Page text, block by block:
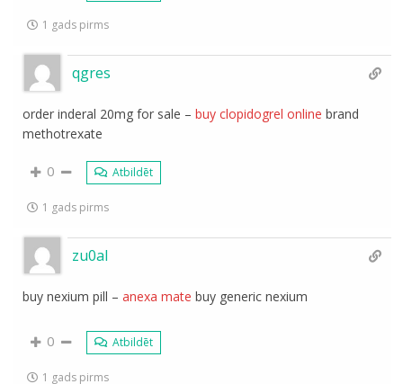
1 gads pirms
qgres
order inderal 20mg for sale –buy clopidogrel online brand
methotrexate
0 Atbildēt
1 gads pirms
zu0al
buy nexium pill –anexa mate buy generic nexium
0 Atbildēt
1 gads pirms